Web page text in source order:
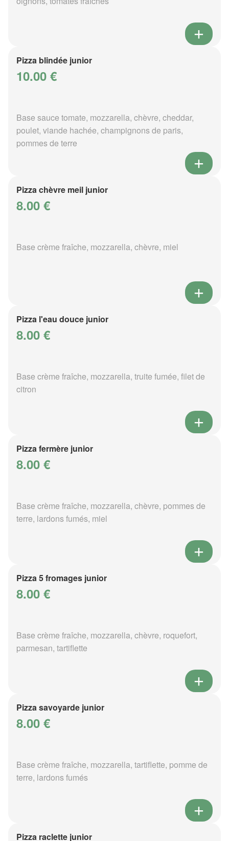
Pizza blindée junior
10.00 €
Base sauce tomate, mozzarella, chèvre, cheddar,
poulet, viande hachée, champignons de paris,
pommes de terre
Pizza chèvre meil junior
8.00 €
Base crème fraîche, mozzarella, chèvre, miel
Pizza l'eau douce junior
8.00 €
Base crème fraîche, mozzarella, truite fumée, filet de
citron
Pizza fermère junior
8.00 €
Base crème fraîche, mozzarella, chèvre, pommes de
terre, lardons fumés, miel
Pizza 5 fromages junior
8.00 €
Base crème fraîche, mozzarella, chèvre, roquefort,
parmesan, tartiflette
Pizza savoyarde junior
8.00 €
Base crème fraîche, mozzarella, tartiflette, pomme de
terre, lardons fumés
Pizza raclette junior